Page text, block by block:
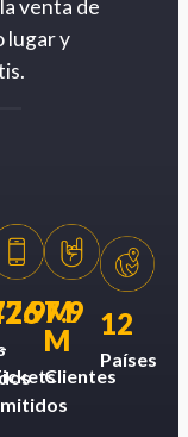
venta de
lugar y
7.9
M
Clientes
12
Países